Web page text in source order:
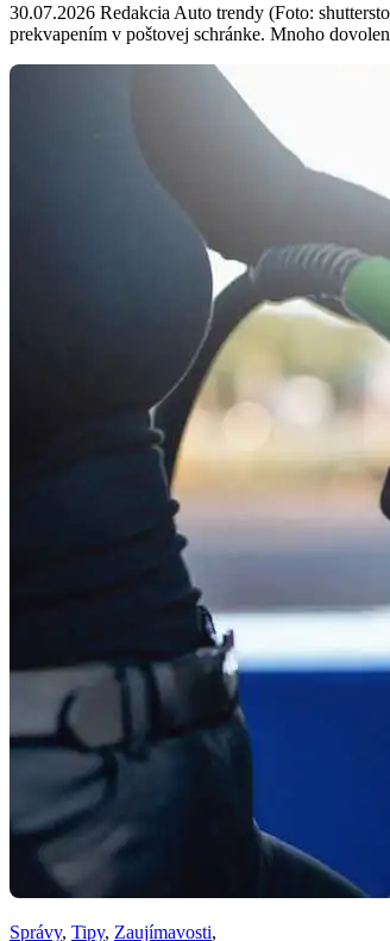
30.07.2026 Redakcia Auto trendy (Foto:
prekvapením v poštovej schránke. Mnoho
Správy, Tipy, Zaujímavosti,